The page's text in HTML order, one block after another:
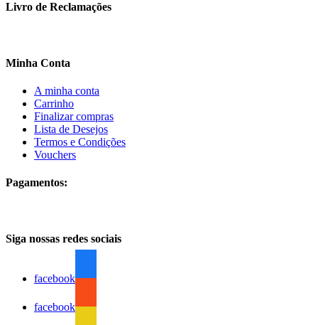
Livro de Reclamações
Minha Conta
A minha conta
Carrinho
Finalizar compras
Lista de Desejos
Termos e Condições
Vouchers
Pagamentos:
Siga nossas redes sociais
facebook
facebook